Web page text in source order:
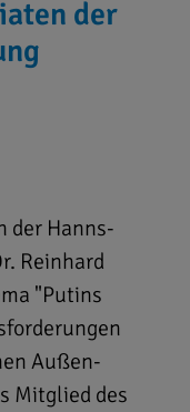
der
der Hanns-
Reinhard
"Putins
Außen-
Mitglied des